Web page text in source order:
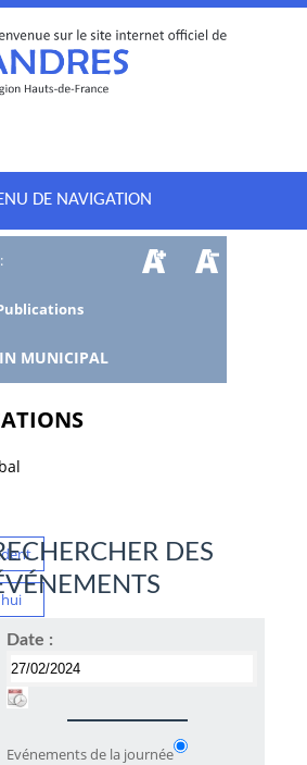
DE NAVIGATION
MUNICIPAL
DES
Date :
Evénements de la journée